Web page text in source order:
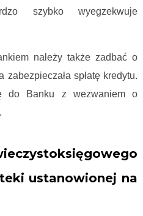
szybko wyegzekwuje
należy także zadbać o
spłatę kredytu.
do Banku z wezwaniem o
ustanowionej na